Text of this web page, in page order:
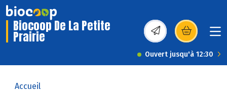
Biocoop De La Petite
Prairie (s’ouvre dans une
Ouvert jusqu'à 12:30
Accueil